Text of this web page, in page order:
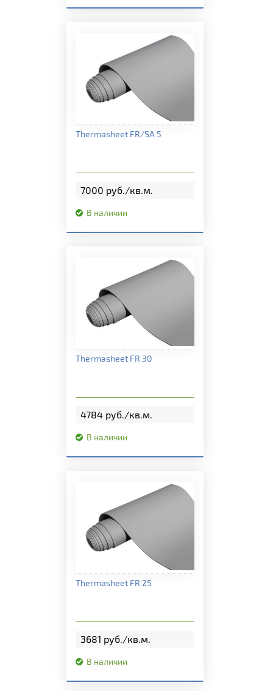
Подробная информация
Thermasheet FR/SA 5
7000 руб./кв.м.
В наличии
Подробная информация
Thermasheet FR 30
4784 руб./кв.м.
В наличии
Подробная информация
Thermasheet FR 25
3681 руб./кв.м.
В наличии